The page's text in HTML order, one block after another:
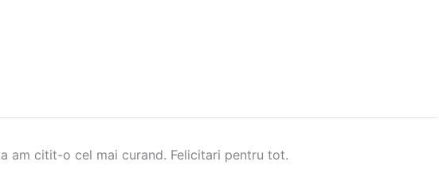
am citit-o cel mai curand. Felicitari pentru tot.